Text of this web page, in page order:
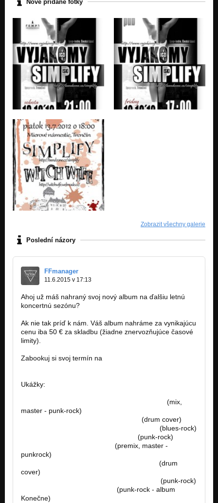
Nově přidané fotky
Zobrazit všechny galerie
Poslední názory
FFmanager
11.6.2015 v 17:13
Ahoj už máš nahraný svoj nový album na ďalšiu letnú
koncertnú sezónu?
Ak nie tak príď k nám. Váš album nahráme za vynikajúcu
cenu iba 50 € za skladbu (žiadne znervozňujúce časové
limity).
Zabookuj si svoj termín na
Ukážky:
(mix,
master - punk-rock)
(drum cover)
(blues-rock)
(punk-rock)
(premix, master -
punkrock)
(drum
cover)
(punk-rock)
(punk-rock - album
Konečne)